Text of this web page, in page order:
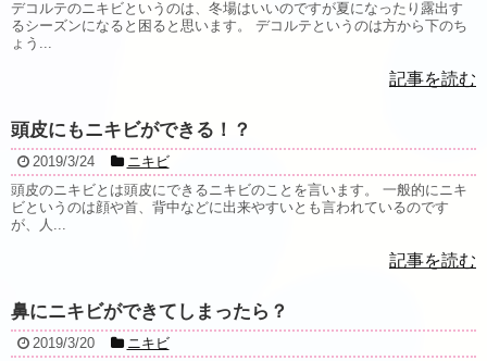
デコルテのニキビというのは、冬場はいいのですが夏になったり露出す
るシーズンになると困ると思います。 デコルテというのは方から下のち
ょう...
記事を読む
頭皮にもニキビができる！？
2019/3/24
ニキビ
頭皮のニキビとは頭皮にできるニキビのことを言います。 一般的にニキ
ビというのは顔や首、背中などに出来やすいとも言われているのです
が、人...
記事を読む
鼻にニキビができてしまったら？
2019/3/20
ニキビ